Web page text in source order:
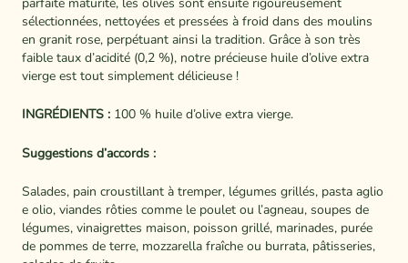
sélectionnées, nettoyées et pressées à froid dans des moulins
en granit rose, perpétuant ainsi la tradition. Grâce à son très
faible taux d’acidité (0,2 %), notre précieuse huile d’olive extra
vierge est tout simplement délicieuse !
INGRÉDIENTS : 100 % huile d’olive extra vierge.
Suggestions d’accords :
Salades, pain croustillant à tremper, légumes grillés, pasta aglio
e olio, viandes rôties comme le poulet ou l’agneau, soupes de
légumes, vinaigrettes maison, poisson grillé, marinades, purée
de pommes de terre, mozzarella fraîche ou burrata, pâtisseries,